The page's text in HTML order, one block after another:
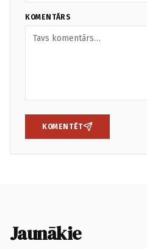
KOMENTĀRS
KOMENTĒT
Jaunākie